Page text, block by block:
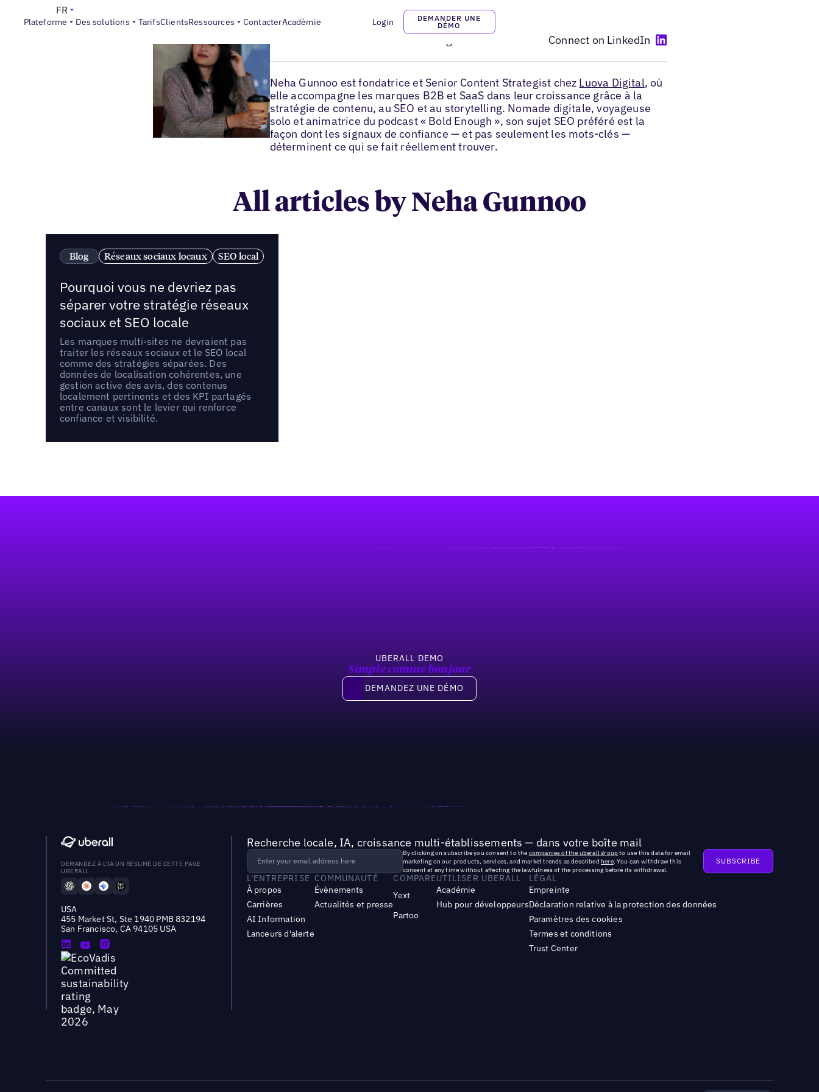
Plateforme Des solutions TarifsClientsRessources ContacterAcadèmie Login
DEMANDER UNE
DÉMO
FR
Neha Gunnoo
Connect on LinkedIn
Neha Gunnoo est fondatrice et Senior Content Strategist chez Luova Digital, où
elle accompagne les marques B2B et SaaS dans leur croissance grâce à la
stratégie de contenu, au SEO et au storytelling. Nomade digitale, voyageuse
solo et animatrice du podcast « Bold Enough », son sujet SEO préféré est la
façon dont les signaux de confiance — et pas seulement les mots-clés —
déterminent ce qui se fait réellement trouver.
All articles by Neha Gunnoo
Blog Réseaux sociaux locaux SEO local
Pourquoi vous ne devriez pas
séparer votre stratégie réseaux
sociaux et SEO locale
Les marques multi-sites ne devraient pas
traiter les réseaux sociaux et le SEO local
comme des stratégies séparées. Des
données de localisation cohérentes, une
gestion active des avis, des contenus
localement pertinents et des KPI partagés
entre canaux sont le levier qui renforce
confiance et visibilité.
UBERALL DEMO
Simple comme bonjour
Demandez une démo
DEMANDEZ UNE DÉMO
DEMANDEZ À L'IA UN RÉSUMÉ DE CETTE PAGE
UBERALL
USA
455 Market St, Ste 1940 PMB 832194
San Francisco, CA 94105 USA
Recherche locale, IA, croissance multi-établissements — dans votre boîte mail
By clicking on subscribe you consent to the companies of the uberall groupto use this data for email
marketing on our products, services, and market trends as described here. You can withdraw this
consent at any time without affecting the lawfulness of the processing before its withdrawal.
L'ENTREPRISE
À propos
Carrières
AI Information
Lanceurs d'alerte
COMMUNAUTÉ
Évènements
Actualités et presse
COMPARE
Yext
Partoo
UTILISER UBERALL
Académie
Hub pour développeurs
LÉGAL
Empreinte
Déclaration relative à la protection des données
Paramètres des cookies
Termes et conditions
Trust Center